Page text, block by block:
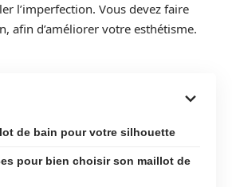
l’imperfection. Vous devez faire
afin d’améliorer votre esthétisme.
de bain pour votre silhouette
pour bien choisir son maillot de